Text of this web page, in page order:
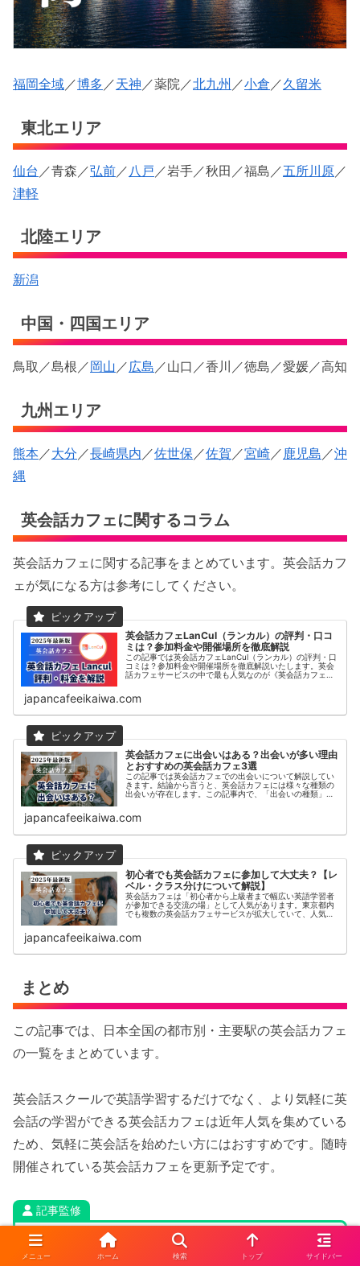
福岡全域 ／博多 ／天神 ／薬院／北九州 ／小倉 ／久留米
東北エリア
仙台 ／青森／弘前 ／ 八戸 ／岩手／秋田／福島／五所川原 ／
津軽
北陸エリア
新潟
中国・四国エリア
鳥取／島根／岡山 ／広島 ／山口／香川／徳島／愛媛／高知
九州エリア
熊本 ／大分 ／長崎県内 ／佐世保 ／佐賀 ／宮崎 ／ 鹿児島 ／沖
縄
英会話カフェに関するコラム
英会話カフェに関する記事をまとめています。英会話カフ
ェが気になる方は参考にしてください。
英会話カフェLanCul（ランカル）の評判・口コ
ミは？参加料金や開催場所を徹底解説
この記事では英会話カフェLanCul（ランカル）の評判・口
コミは？参加料金や開催場所を徹底解説いたします。英会
話カフェサービスの中で最も人気なのが《英会話カフェ
japancafeeikaiwa.com
英会話カフェに出会いはある？出会いが多い理由
とおすすめの英会話カフェ3選
この記事では英会話カフェでの出会いについて解説してい
きます。結論から言うと、英会話カフェには様々な種類の
出会いが存在します。この記事内で、「出会いの種類」と
japancafeeikaiwa.com
初心者でも英会話カフェに参加して大丈夫？【レ
ベル・クラス分けについて解説】
英会話カフェは「初心者から上級者まで幅広い英語学習者
が参加できる交流の場」として人気があります。東京都内
でも複数の英会話カフェサービスが拡大していて、人気は
japancafeeikaiwa.com
まとめ
この記事では、日本全国の都市別・主要駅の英会話カフェ
の一覧をまとめています。
英会話スクールで英語学習するだけでなく、より気軽に英
会話の学習ができる英会話カフェは近年人気を集めている
ため、気軽に英会話を始めたい方にはおすすめです。随時
開催されている英会話カフェを更新予定です。
記事監修
メニュー ホーム 検索 トップ サイドバー